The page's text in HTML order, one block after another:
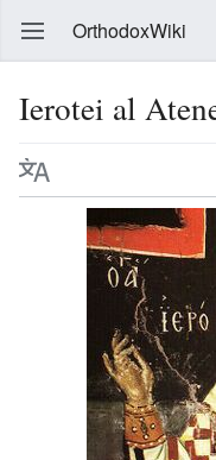
OrthodoxWiki
Ierotei al